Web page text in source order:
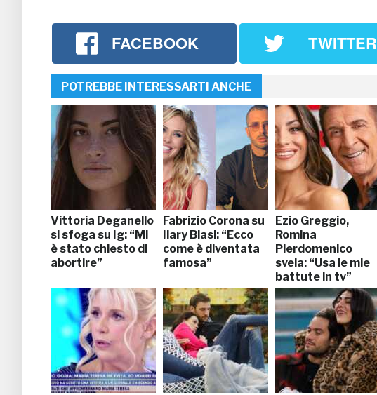
FACEBOOK TWITTER
POTREBBE INTERESSARTI ANCHE
Vittoria Deganello
si sfoga su Ig: “Mi
è stato chiesto di
abortire”
Fabrizio Corona su
Ilary Blasi: “Ecco
come è diventata
famosa”
Ezio Greggio,
Romina
Pierdomenico
svela: “Usa le mie
battute in tv”